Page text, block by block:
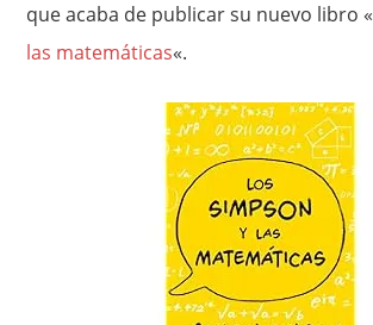
que acaba de publicar su nuevo libro «
las matemáticas«.